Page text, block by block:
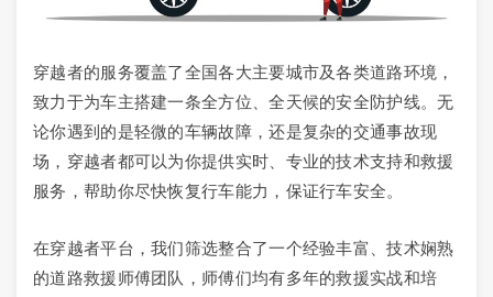
穿越者的服务覆盖了全国各大主要城市及各类道路环境，
致力于为车主搭建一条全方位、全天候的安全防护线。无
论你遇到的是轻微的车辆故障，还是复杂的交通事故现
场，穿越者都可以为你提供实时、专业的技术支持和救援
服务，帮助你尽快恢复行车能力，保证行车安全。
在穿越者平台，我们筛选整合了一个经验丰富、技术娴熟
的道路救援师傅团队，师傅们均有多年的救援实战和培